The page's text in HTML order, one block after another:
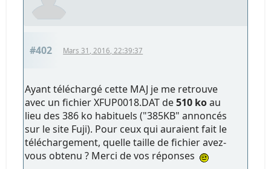
#402 Mars 31, 2016, 22:39:37
Ayant téléchargé cette MAJ je me retrouve
avec un fichier XFUP0018.DAT de510 koau
lieu des 386 ko habituels ("385KB" annoncés
sur le site Fuji). Pour ceux qui auraient fait le
téléchargement, quelle taille de fichier avez-
vous obtenu ? Merci de vos réponses